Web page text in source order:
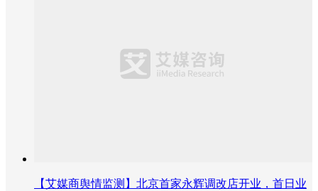
【艾媒商舆情监测】北京首家永辉调改店开业，首日业